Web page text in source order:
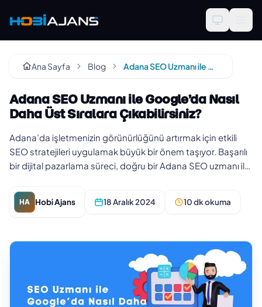
Ana Sayfa Blog Adana SEO Uzmanı ile Google’da Nasıl Daha Üst Sıralara Çıkabilirsiniz?
Adana SEO Uzmanı ile Google’da Nasıl
Daha Üst Sıralara Çıkabilirsiniz?
Adana’da işletmenizin görünürlüğünü artırmak için etkili
SEO stratejileri uygulamak büyük bir önem taşıyor. Başarılı
bir dijital pazarlama süreci, doğru bir Adana SEO uzmanı ile
HA Hobi Ajans 18 Aralık 2024 10 dk okuma